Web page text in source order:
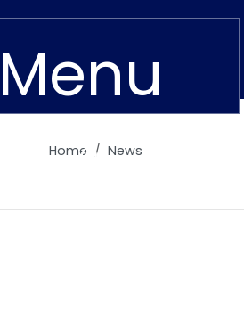
Close
Menu
Home News